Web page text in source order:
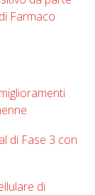
Farmaco
di Fase 3 con
di